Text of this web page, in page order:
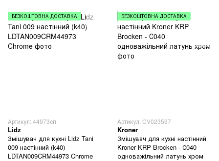
БЕЗКОШТОВНА ДОСТАВКА
Артикул: 44973сп
Lidz
Змішувач для кухні Lidz Tani
009 настінний (k40)
LDTAN009CRM44973 Chrome
БЕЗКОШТОВНА ДОСТАВКА
Артикул: CV023597
Kroner
Змішувач для кухні настінний
Kroner KRP Brocken - С040
одноважільний латунь хром